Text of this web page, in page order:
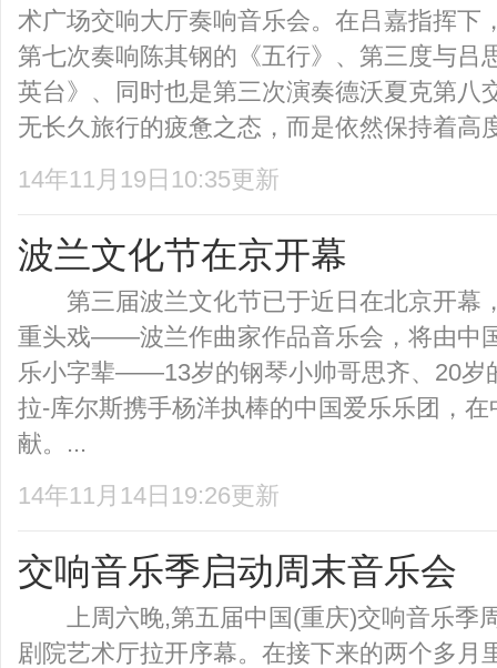
术广场交响大厅奏响音乐会。在吕嘉指挥下
第七次奏响陈其钢的《五行》、第三度与吕
英台》、同时也是第三次演奏德沃夏克第八
无长久旅行的疲惫之态，而是依然保持着高
14年11月19日10:35更新
波兰文化节在京开幕
第三届波兰文化节已于近日在北京开幕
重头戏——波兰作曲家作品音乐会，将由中
乐小字辈——13岁的钢琴小帅哥思齐、20岁
拉-库尔斯携手杨洋执棒的中国爱乐乐团，
献。...
14年11月14日19:26更新
交响音乐季启动周末音乐会
上周六晚,第五届中国(重庆)交响音乐季
剧院艺术厅拉开序幕。在接下来的两个多月